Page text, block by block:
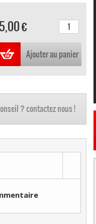
€
Ajouter au panier
? contactez nous !